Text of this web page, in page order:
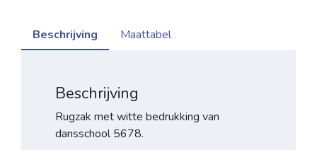
Beschrijving Maattabel
Beschrijving
Rugzak met witte bedrukking van
dansschool 5678.